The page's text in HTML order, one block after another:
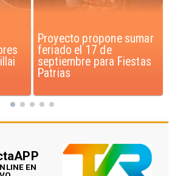
IPC de julio aumenta 0,1%
por alimentos y vivienda
EN